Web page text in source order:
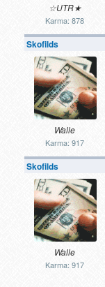
☆UTR★
Karma: 878
Skofilds
Walle
Karma: 917
Skofilds
Walle
Karma: 917